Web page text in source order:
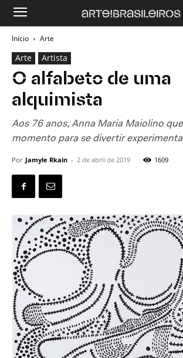
Início Arte
Arte Artista
O alfabeto de uma
alquimista
Aos 76 anos, Anna Maria Maiolino
momento para se divertir
Por Jamyle Rkain - 2 de abril de 2019 1609